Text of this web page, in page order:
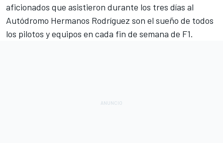
aficionados que asistieron durante los tres días al
Autódromo Hermanos Rodríguez son el sueño de todos
los pilotos y equipos en cada fin de semana de F1.